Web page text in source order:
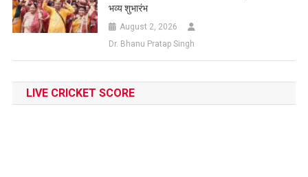
भव्य शुभारंभ
August 2, 2026
Dr. Bhanu Pratap Singh
LIVE CRICKET SCORE